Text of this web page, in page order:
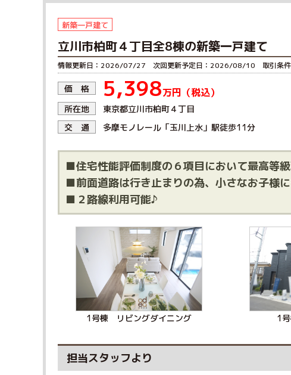
新築一戸建て
立川市柏町４丁目全8棟の新築一戸建て
情報更新日：2026/07/27 次回更新予定日：2026/08/10 取引条
価 格 5,398万円（税込）
所在地
東京都立川市柏町４丁目
交 通
多摩モノレール「玉川上水」駅徒歩11分
■住宅性能評価制度の６項目において最高等
■前面道路は行き止まりの為、小さなお子様
■２路線利用可能♪
1号棟 リビングダイニング 1
担当スタッフより